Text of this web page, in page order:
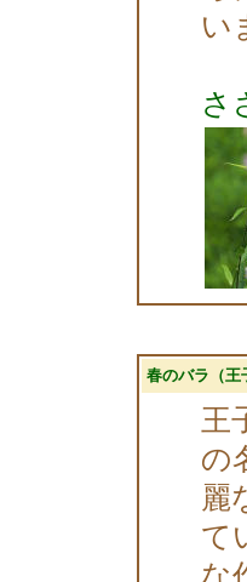
い
さ
春のバラ（王
王
の
麗
て